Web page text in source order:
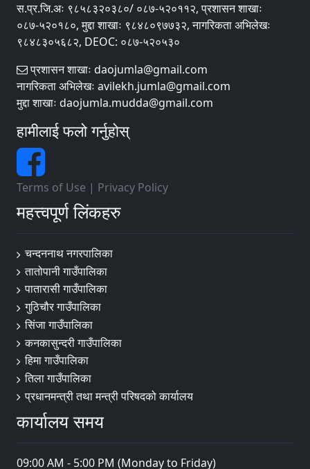
स.प्र.जि.अः ९८५८३२०३८०/ ०८७-५२०११२, प्रशासन शाखाः
०८७-५२०१८०, मुद्दा शाखाः ९८४८०९७७३२, नागरिकता अभिलेखः
९८४८३०५६८२, DEOC: ०८७-५२०५३०
प्रशासन शाखाः daojumla@gmail.com
नागरिकता अभिलेखः avilekh.jumla@gmail.com
मुद्दा शाखाः daojumla.mudda@gmail.com
हामीलाई फलो गर्नुहोस्
Terms of Use | Privacy Policy
महत्त्वपूर्ण लिंकहरु
चन्दननाथ नगरपालिका
तातोपानी गाउँपालिका
पातारासी गाउँपालिका
गुठिचौर गाउँपालिका
सिंजा गाउँपालिका
कनकासुन्दरी गाउँपालिका
हिमा गाउँपालिका
तिला गाउँपालिका
प्रधानमन्त्री तथा मन्त्री परिषदको कार्यालय
कार्यालय समय
09:00 AM - 5:00 PM (Monday to Friday)